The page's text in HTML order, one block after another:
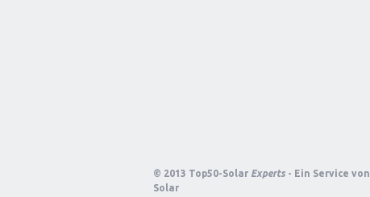
© 2013 Top50-Solar Experts - Ein Service von
Solar